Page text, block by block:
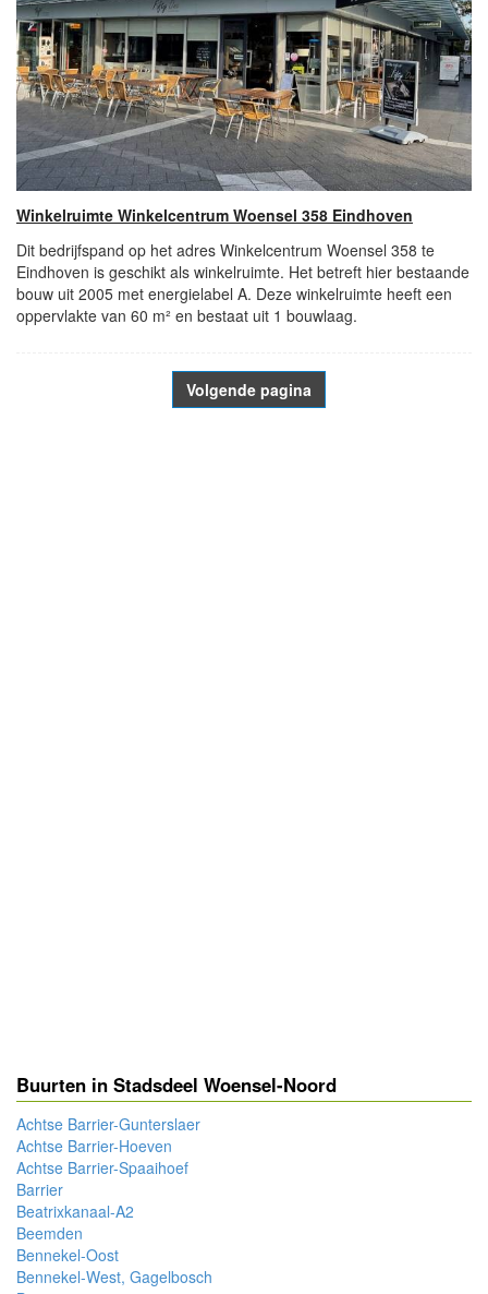
Winkelruimte Winkelcentrum Woensel 358 Eindhoven
Dit bedrijfspand op het adres Winkelcentrum Woensel 358 te
Eindhoven is geschikt als winkelruimte. Het betreft hier bestaande
bouw uit 2005 met energielabel A. Deze winkelruimte heeft een
oppervlakte van 60 m² en bestaat uit 1 bouwlaag.
Volgende pagina
Buurten in Stadsdeel Woensel-Noord
Achtse Barrier-Gunterslaer
Achtse Barrier-Hoeven
Achtse Barrier-Spaaihoef
Barrier
Beatrixkanaal-A2
Beemden
Bennekel-Oost
Bennekel-West, Gagelbosch